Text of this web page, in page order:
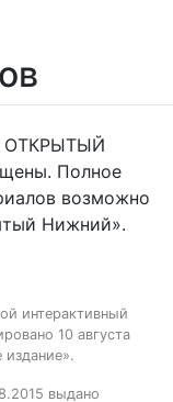
ОТКРЫТЫЙ
Полное
возможно
Нижний».
интерактивный
10 августа
издание».
выдано